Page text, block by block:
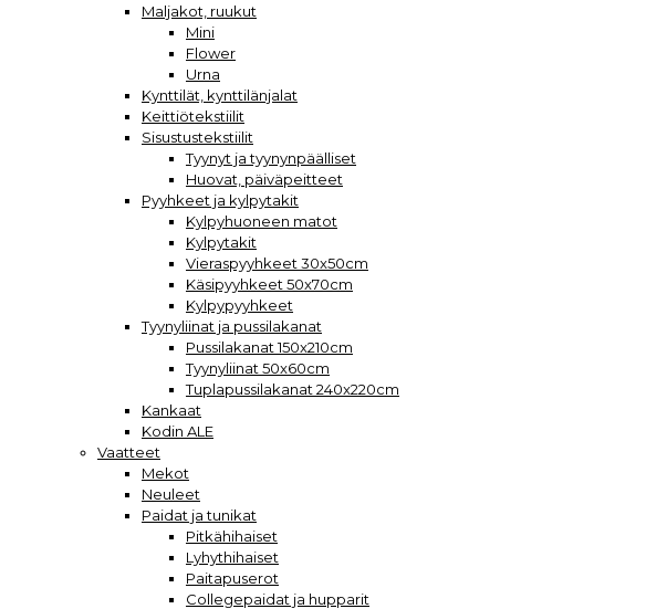
Maljakot, ruukut
Mini
Flower
Urna
Kynttilät, kynttilänjalat
Keittiötekstiilit
Sisustustekstiilit
Tyynyt ja tyynynpäälliset
Huovat, päiväpeitteet
Pyyhkeet ja kylpytakit
Kylpyhuoneen matot
Kylpytakit
Vieraspyyhkeet 30x50cm
Käsipyyhkeet 50x70cm
Kylpypyyhkeet
Tyynyliinat ja pussilakanat
Pussilakanat 150x210cm
Tyynyliinat 50x60cm
Tuplapussilakanat 240x220cm
Kankaat
Kodin ALE
Vaatteet
Mekot
Neuleet
Paidat ja tunikat
Pitkähihaiset
Lyhythihaiset
Paitapuserot
Collegepaidat ja hupparit